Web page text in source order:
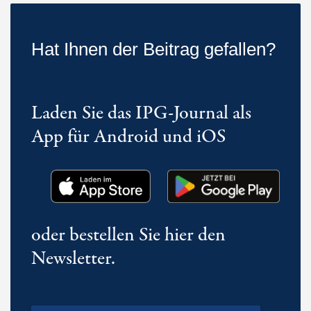
Hat Ihnen der Beitrag gefallen?
Laden Sie das IPG-Journal als
App für Android und iOS
oder bestellen Sie hier den
Newsletter.